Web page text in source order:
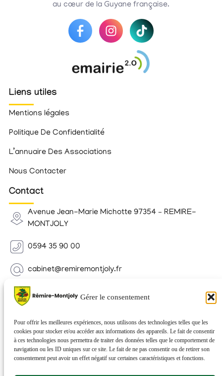
Gérer le consentement
Pour offrir les meilleures expériences, nous utilisons des technologies telles que les
cookies pour stocker et/ou accéder aux informations des appareils. Le fait de consentir
à ces technologies nous permettra de traiter des données telles que le comportement de
navigation ou les ID uniques sur ce site. Le fait de ne pas consentir ou de retirer son
consentement peut avoir un effet négatif sur certaines caractéristiques et fonctions.
au cœur de la Guyane française.
Liens utiles
Mentions légales
Politique De Confidentialité
L’annuaire Des Associations
Nous Contacter
Contact
Avenue Jean-Marie Michotte 97354 – REMIRE-
MONTJOLY
0594 35 90 00
cabinet@remiremontjoly.fr
Newsletter
nouvelles de votre commune.